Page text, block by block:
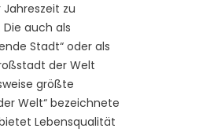
Jahreszeit zu
auch als
Stadt“ oder als
der Welt
größte
Welt“ bezeichnete
Lebensqualität